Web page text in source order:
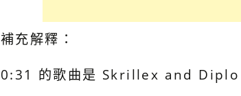
補充解釋：
0:31 的歌曲是 Skrillex and Diplo